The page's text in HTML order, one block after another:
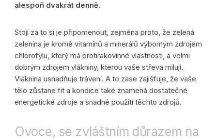
alespoň dvakrát denně.
Stojí za to si je připomenout, zejména proto, že zelená
zelenina je kromě vitamínů a minerálů výborným zdrojem
chlorofylu, který má protirakovinné vlastnosti, a velmi
dobrým zdrojem vlákniny, kterou vaše střeva milují.
Vláknina usnadňuje trávení. A to zase zajišťuje, že vaše
tělo zůstane fit a kondice také znamená dostatečné
energetické zdroje a snadné použití těchto zdrojů.
Ovoce, se zvláštním důrazem na